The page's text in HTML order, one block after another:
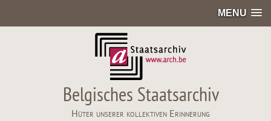
MENU
Belgisches Staatsarchiv
Hüter unserer kollektiven Erinnerung